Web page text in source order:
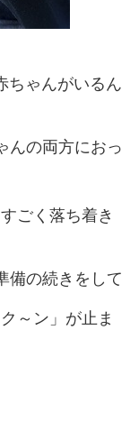
ちゃんがいるん
んの両方におっ
ごく落ち着き
備の続きをして
～ン」が止ま